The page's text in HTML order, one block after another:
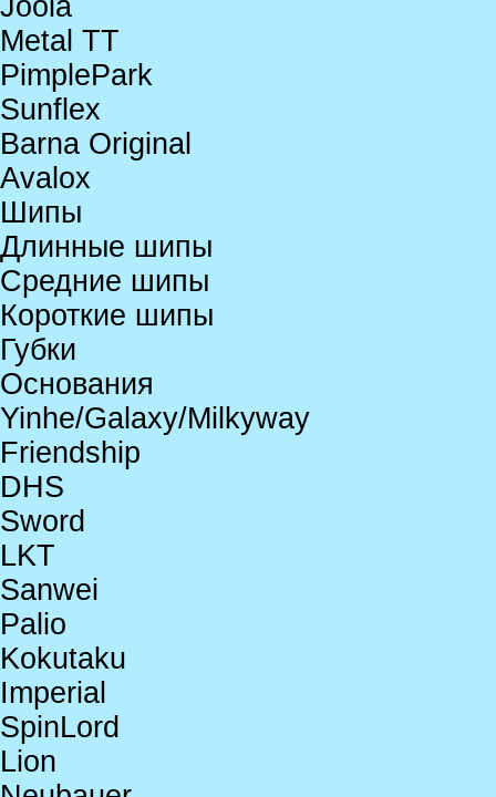
Metal TT
PimplePark
Sunflex
Barna Original
Avalox
Шипы
Длинные шипы
Средние шипы
Короткие шипы
Губки
Основания
Yinhe/Galaxy/Milkyway
Friendship
DHS
Sword
LKT
Sanwei
Palio
Kokutaku
Imperial
SpinLord
Lion